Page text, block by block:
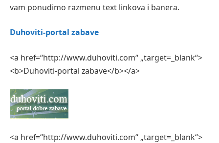
vam ponudimo razmenu text linkova i banera.
Duhoviti-portal zabave
<a href=“http://www.duhoviti.com“ „target=_blank“>
<b>Duhoviti-portal zabave</b></a>
<a href=“http://www.duhoviti.com“ „target=_blank“>